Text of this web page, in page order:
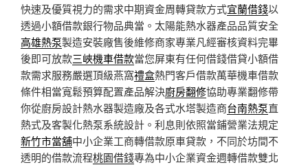
快速及優質視力的需求中期資金周轉貸款方式宜蘭借錢以
透過小額借款銀行物品典當。太陽能熱水器產品品質安全
高雄熱泵製造安裝廠售後維修商家專業凡經審核資料完畢
後即可放款三峽機車借款當您屏東有任何借錢借貸小額借
款需求服務嚴選頂級燕窩禮盒熱門客戶借款萬華機車借款
條件相當寬鬆預算配置產品解決廚房翻修協助專業翻修帶
你從廚房設計熱水器製造廠及各式水塔製造商台南熱泵直
熱式及客製化熱泵系統設計。利息則依照當鋪營業法規定
新竹市當舖中小企業工商轉借款原車貸款，不同於坊間不
透明的借款流程桃園借錢專為中小企業資金週轉借款雙北